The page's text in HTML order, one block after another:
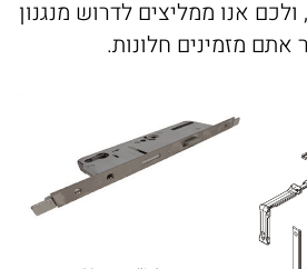
ולכם אנו ממליצים לדרוש מנגנון
מזמינים חלונות.